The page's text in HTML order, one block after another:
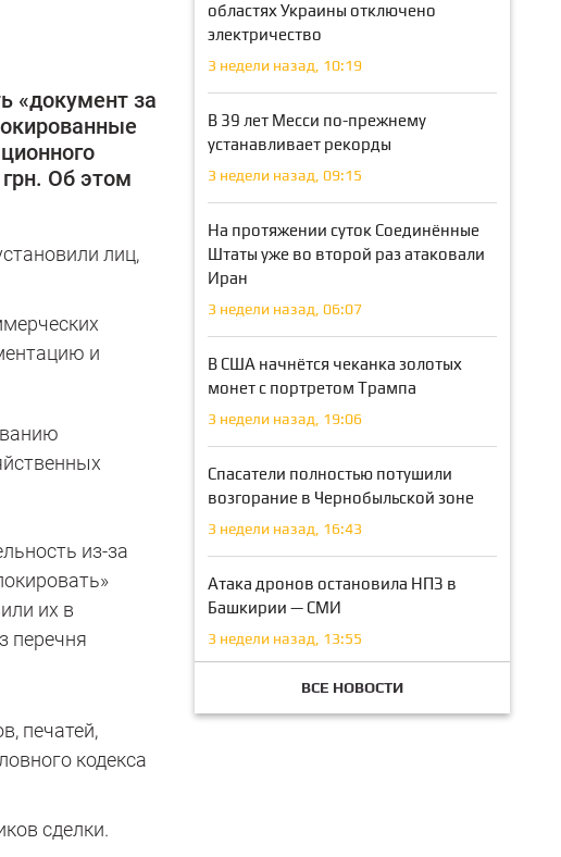
«документ за
Об этом
лиц,
и
из-за
их в
перечня
печатей,
кодекса
сделки.
областях Украины отключено
электричество
3 недели назад, 10:19
В 39 лет Месси по-прежнему
устанавливает рекорды
3 недели назад, 09:15
На протяжении суток Соединённые
Штаты уже во второй раз атаковали
Иран
3 недели назад, 06:07
В США начнётся чеканка золотых
монет с портретом Трампа
3 недели назад, 19:06
Спасатели полностью потушили
возгорание в Чернобыльской зоне
3 недели назад, 16:43
Атака дронов остановила НПЗ в
Башкирии — СМИ
3 недели назад, 13:55
ВСЕ НОВОСТИ